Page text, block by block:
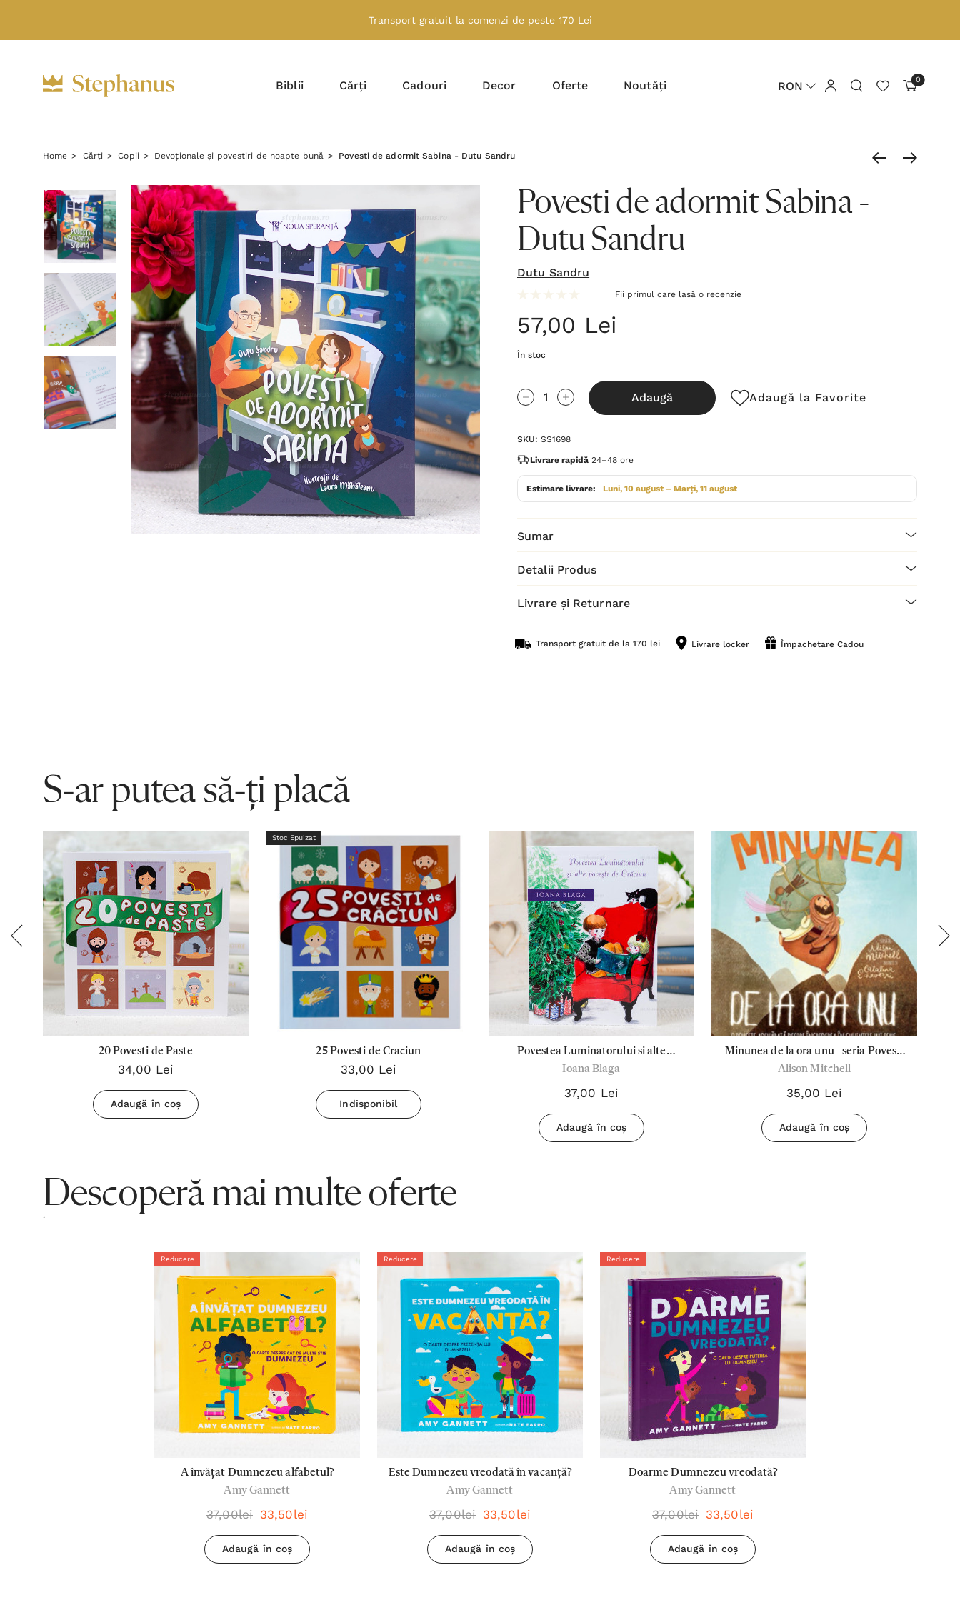
Transport gratuit la comenzi de peste 170 Lei
Biblii Cărți Cadouri Decor Oferte Noutăți RON 0
Home Cărți Copii Devoționale și povestiri de noapte bună Povesti de adormit Sabina - Dutu Sandru
Povesti de adormit Sabina -
Dutu Sandru
Dutu Sandru
Fii primul care lasă o recenzie
57,00 Lei
În stoc
Grăbește-
te!
curent
este:
Cantitate scăzută:Cantitate Crescută:
Adaugă Adaugă la Favorite
SKU: SS1698
Livrare rapidă 24–48 ore
Estimare livrare: Luni, 10 august – Marți, 11 august
Sumar
Detalii Produs
Livrare și Returnare
Transport gratuit de la 170 lei Livrare locker Împachetare Cadou
S-ar putea să-ți placă
20 Povesti de Paste
34,00 Lei
Adaugă în coș
Stoc Epuizat
25 Povesti de Craciun
33,00 Lei
Indisponibil
Povestea Luminatorului si alte
povesti de Craciun - Ioana Blaga
Ioana Blaga
37,00 Lei
Adaugă în coș
Minunea de la ora unu - seria Povesti
care spun adevarul
Alison Mitchell
35,00 Lei
Adaugă în coș
Descoperă mai multe oferte
.
Reducere
A învățat Dumnezeu alfabetul?
Amy Gannett
37,00lei 33,50lei
Adaugă în coș
Reducere
Este Dumnezeu vreodată în vacanță?
Amy Gannett
37,00lei 33,50lei
Adaugă în coș
Reducere
Doarme Dumnezeu vreodată?
Amy Gannett
37,00lei 33,50lei
Adaugă în coș